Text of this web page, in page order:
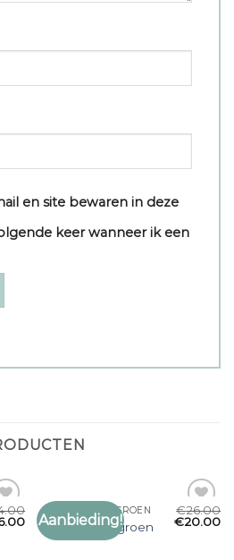
en site bewaren in deze
keer wanneer ik een
Aanbieding!
Toevoegen
DAMES SJAAL GROEN
dames sjaal groen
€26.00
€20.00